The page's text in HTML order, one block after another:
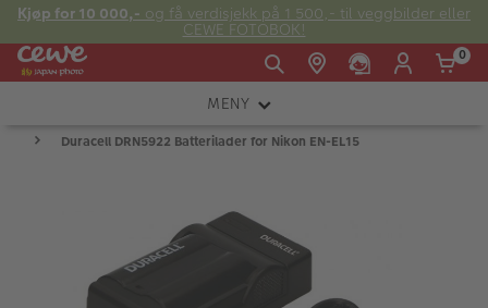
Kjøp for 10 000,- og få verdisjekk på 1 500,- til veggbilder eller
CEWE FOTOBOK!
Fre:
20:00
Søndag:
E-post:
kundeservice@japanphoto.no
0
MENY
KAMERA
LYS OG STUDIO
Duracell DRN5922 Batterilader for Nikon EN-EL15